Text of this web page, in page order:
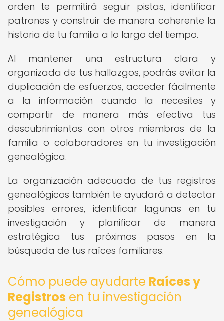
orden te permitirá seguir pistas, identificar
patrones y construir de manera coherente la
historia de tu familia a lo largo del tiempo.
Al mantener una estructura clara y
organizada de tus hallazgos, podrás evitar la
duplicación de esfuerzos, acceder fácilmente
a la información cuando la necesites y
compartir de manera más efectiva tus
descubrimientos con otros miembros de la
familia o colaboradores en tu investigación
genealógica.
La organización adecuada de tus registros
genealógicos también te ayudará a detectar
posibles errores, identificar lagunas en tu
investigación y planificar de manera
estratégica tus próximos pasos en la
búsqueda de tus raíces familiares.
Cómo puede ayudarte Raíces y
Registros en tu investigación
genealógica